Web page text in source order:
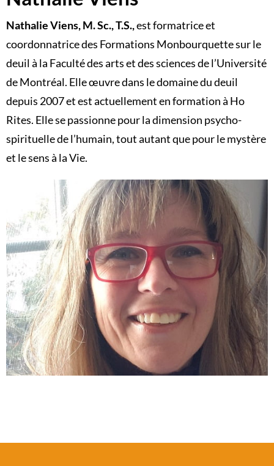
Nathalie Viens, M. Sc., T.S.,est formatrice et
coordonnatrice des Formations Monbourquette sur le
deuil à la Faculté des arts et des sciences de l’Université
de Montréal. Elle œuvre dans le domaine du deuil
depuis 2007 et est actuellement en formation à Ho
Rites. Elle se passionne pour la dimension psycho-
spirituelle de l’humain, tout autant que pour le mystère
et le sens à la Vie.